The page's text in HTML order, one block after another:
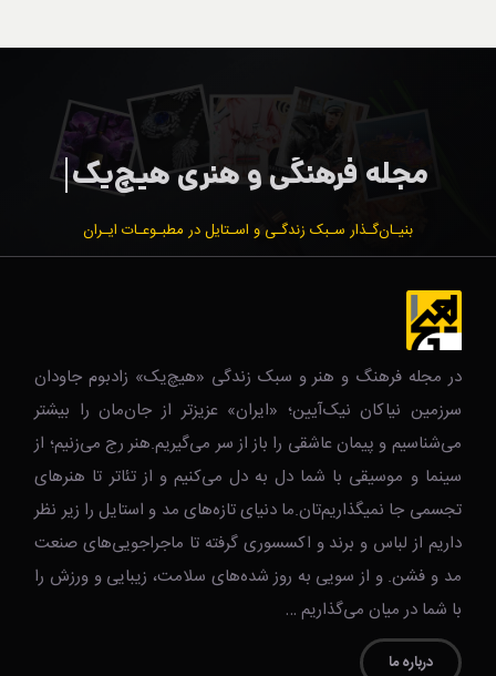
بنیـان‌گـذار سـبک زندگـی و اسـتایل در مطبـوعـات ایـران
در مجله فرهنگ و هنر و سبک زندگی‌ «هیچ‌یک» زادبوم جاودان
سرزمین نیاکان نیک‌‌‌آیین؛ «ایران» عزیزتر از جان‌مان را بیشتر
می‌شناسیم و پیمان عاشقی را باز از سر می‌گیریم.هنر رج می‌زنیم؛ از
سینما و موسیقی با شما دل به دل می‌کنیم و از تئاتر تا هنرهای
تجسمی جا نمیگذاریم‌تان.ما دنیای تازه‌های مد و استایل را زیر نظر
داریم از لباس و برند و اکسسوری گرفته تا ماجراجویی‌های صنعت
مد و فشن. و از سویی به روز شده‌های سلامت، زیبایی و ورزش را
با شما در میان می‌گذاریم …
درباره ما